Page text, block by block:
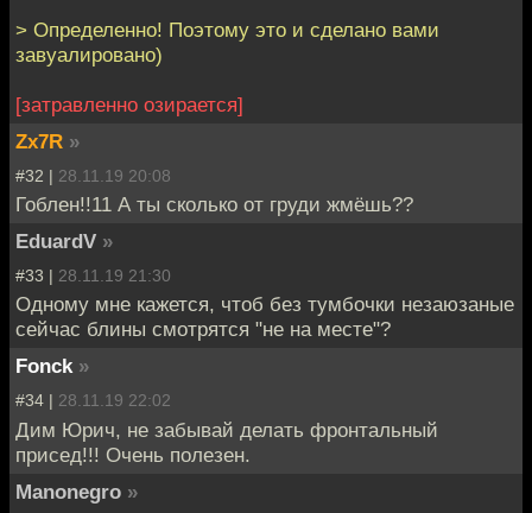
> Определенно! Поэтому это и сделано вами
завуалировано)
[затравленно озирается]
Zx7R »
#32 | 28.11.19 20:08
Гоблен!!11 А ты сколько от груди жмёшь??
EduardV »
#33 | 28.11.19 21:30
Одному мне кажется, чтоб без тумбочки незаюзаные
сейчас блины смотрятся "не на месте"?
Fonck »
#34 | 28.11.19 22:02
Дим Юрич, не забывай делать фронтальный
присед!!! Очень полезен.
Manonegro »